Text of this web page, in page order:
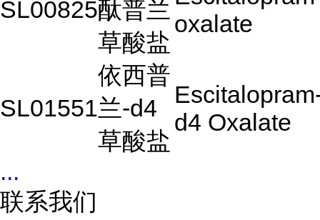
SL00825酞普兰
草酸盐
oxalate
SL01551
依西普
兰-d4
草酸盐
d4 Oxalate
...
联系我们